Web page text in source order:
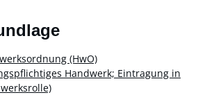
(HwO)
Handwerk; Eintragung in